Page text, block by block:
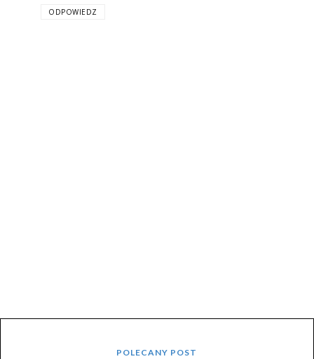
ODPOWIEDZ
POLECANY POST